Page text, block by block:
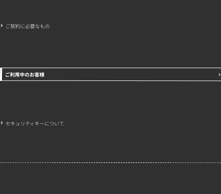
ご契約に必要なもの
ご利用中のお客様
セキュリティキーについて